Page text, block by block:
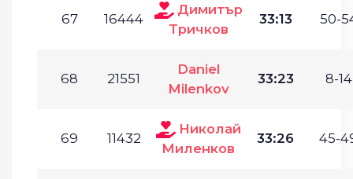
67 16444
Димитър
Тричков
33:13 50-
68 21551
Daniel
Milenkov
33:23 8-
69 11432
Николай
Миленков
33:26 45-